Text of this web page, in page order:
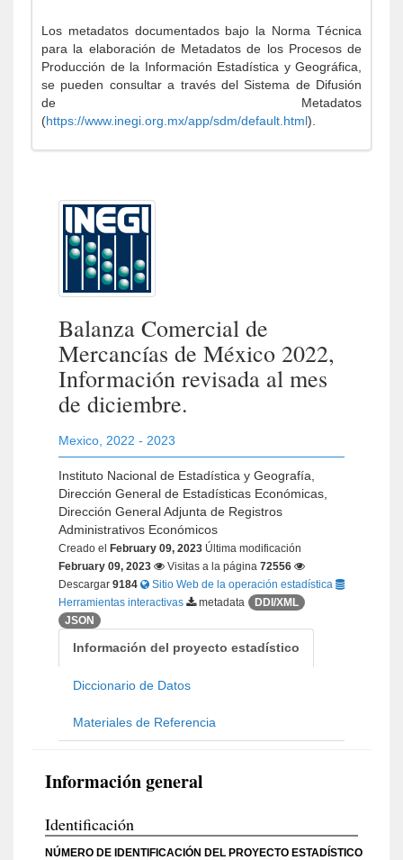
Los metadatos documentados bajo la Norma Técnica
para la elaboración de Metadatos de los Procesos de
Producción de la Información Estadística y Geográfica,
se pueden consultar a través del Sistema de Difusión
de Metadatos
(https://www.inegi.org.mx/app/sdm/default.html).
Balanza Comercial de
Mercancías de México 2022,
Información revisada al mes
de diciembre.
Mexico 2022 - 2023
Instituto Nacional de Estadística y Geografía,
Dirección General de Estadísticas Económicas,
Dirección General Adjunta de Registros
Administrativos Económicos
Creado el February 09, 2023 Última modificación
February 09, 2023
Visitas a la página 72556
Descargar 9184
Sitio Web de la operación estadística
Herramientas interactivas
metadata
DDI/XML
JSON
Información del proyecto estadístico
Diccionario de Datos
Materiales de Referencia
Información general
Identificación
NÚMERO DE IDENTIFICACIÓN DEL PROYECTO ESTADÍSTICO